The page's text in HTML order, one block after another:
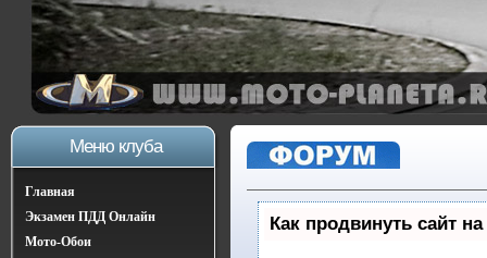
Меню клуба
Главная
Экзамен ПДД Онлайн
Мото-Обои
Как продвинуть сайт